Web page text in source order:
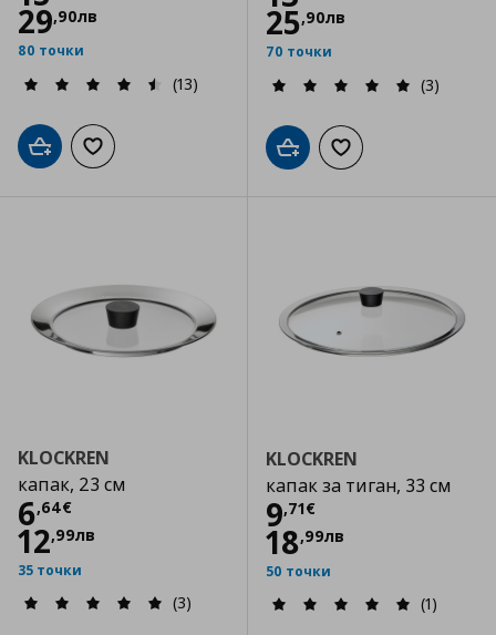
29,90лв
80 точки
(13)
Добави в кошницата
Добави към списъка с любими
25,90лв
70 точки
(3)
Добави в кошницата
Добави към
KLOCKREN
капак, 23 см
6,64€
Цена
12,99лв
35 точки
(3)
KLOCKREN
капак за тиган, 33 см
9,71€
Цена
18,99лв
50 точки
(1)